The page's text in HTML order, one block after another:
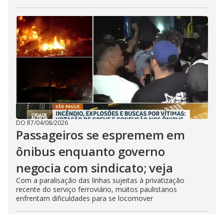
DO R7/04/08/2026
Passageiros se espremem em
ônibus enquanto governo
negocia com sindicato; veja
Com a paralisação das linhas sujeitas à privatização
recente do serviço ferroviário, muitos paulistanos
enfrentam dificuldades para se locomover